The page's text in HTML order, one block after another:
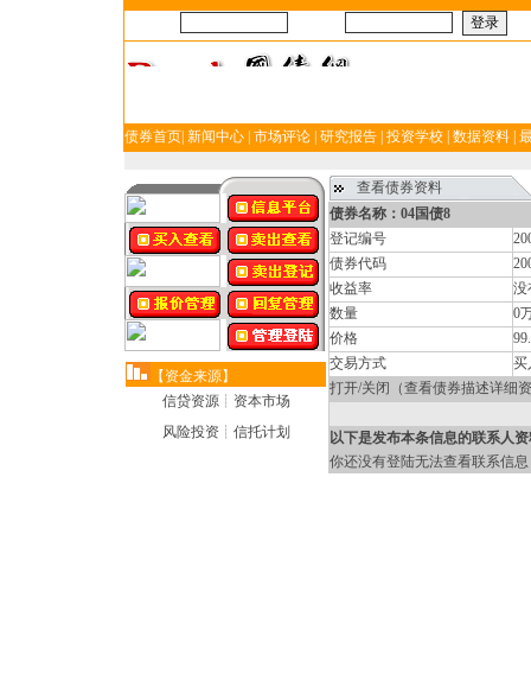
债券首页 新闻中心 市场评论 研究报告 投资学校 数据资料
【资金来源】
信贷资源┊资本市场
风险投资┊信托计划
查看债券资料
债券名称：04国债8
登记编号
债券代码
收益率
没
数量
0
价格
交易方式
买
打开/关闭（查看债券描述详细
以下是发布本条信息的联系人
你还没有登陆无法查看联系信